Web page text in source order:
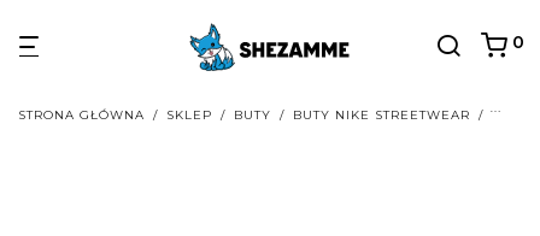
0
STRONA GŁÓWNA / SKLEP / BUTY / BUTY NIKE STREETWEAR / BUTY